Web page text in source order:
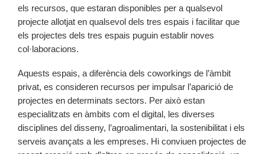
els recursos, que estaran disponibles per a qualsevol
projecte allotjat en qualsevol dels tres espais i facilitar que
els projectes dels tres espais puguin establir noves
col·laboracions.
Aquests espais, a diferència dels coworkings de l’àmbit
privat, es consideren recursos per impulsar l’aparició de
projectes en determinats sectors. Per això estan
especialitzats en àmbits com el digital, les diverses
disciplines del disseny, l’agroalimentari, la sostenibilitat i els
serveis avançats a les empreses. Hi conviuen projectes de